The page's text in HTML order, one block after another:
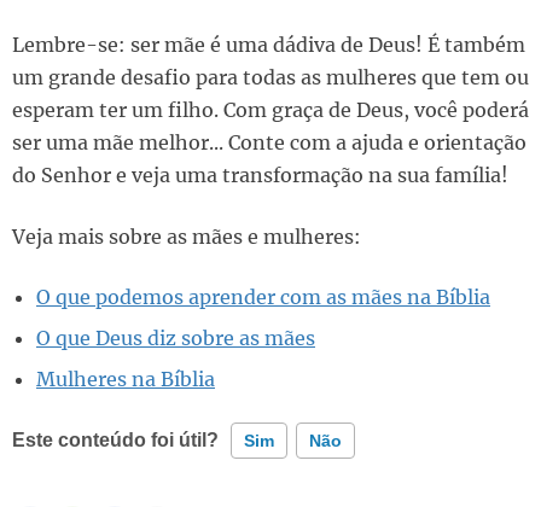
Lembre-se: ser mãe é uma dádiva de Deus! É também
um grande desafio para todas as mulheres que tem ou
esperam ter um filho. Com graça de Deus, você poderá
ser uma mãe melhor... Conte com a ajuda e orientação
do Senhor e veja uma transformação na sua família!
Veja mais sobre as mães e mulheres:
O que podemos aprender com as mães na Bíblia
O que Deus diz sobre as mães
Mulheres na Bíblia
Este conteúdo foi útil? Sim Não